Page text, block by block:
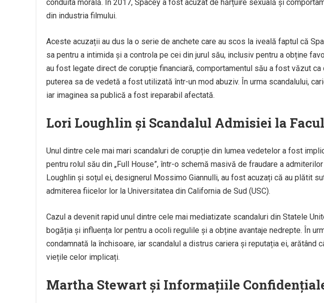
conduita morală. În 2017, Spacey a fost acuzat de hărțuire sexuală și
din industria filmului.
Aceste acuzații au dus la o serie de anchete care au scos la iveală faptul că
sa pentru a intimida și a controla pe cei din jurul său, inclusiv pentru a obține
au fost legate direct de corupție financiară, comportamentul său a fost văzut
puterea sa de vedetă a fost utilizată într-un mod abuziv. În urma scandalului,
iar imaginea sa publică a fost ireparabil afectată.
Lori Loughlin și Scandalul Admisiei la
Unul dintre cele mai mari scandaluri de corupție din lumea vedetelor a fost
pentru rolul său din „Full House”, într-o schemă masivă de fraudare a
Loughlin și soțul ei, designerul Mossimo Giannulli, au fost acuzați că au plătit
admiterea fiicelor lor la Universitatea din California de Sud (USC).
Cazul a devenit rapid unul dintre cele mai mediatizate scandaluri din Statele
bogăția și influența lor pentru a ocoli regulile și a obține avantaje nedrepte. În
condamnată la închisoare, iar scandalul a distrus cariera și reputația ei, arătând
viețile celor implicați.
Martha Stewart și Informațiile